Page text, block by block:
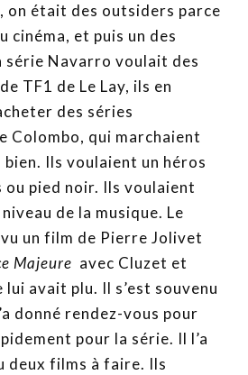
on était des outsiders parce
cinéma, et puis un des
série Navarro voulait des
TF1 de Le Lay, ils en
des séries
Colombo, qui marchaient
bien. Ils voulaient un héros
pied noir. Ils voulaient
de la musique. Le
un film de Pierre Jolivet
Majeure avec Cluzet et
lui avait plu. Il s’est souvenu
donné rendez-vous pour
pour la série. Il l’a
deux films à faire. Ils